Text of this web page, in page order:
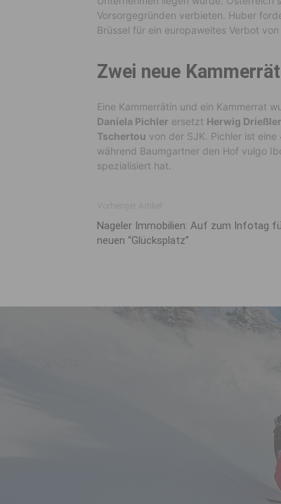
Vorsorgegründen verbieten. Huber
Brüssel für ein europaweites Verbot
Zwei neue
Eine Kammerrätin und ein Kammerrat
Daniela Pichler ersetzt Herwig Drießler
Tschertou von der SJK. Pichler ist
während Baumgartner den Hof vulgo
spezialisiert hat.
Nageler Immobilien: Auf zum Infotag
neuen “Glücksplatz”